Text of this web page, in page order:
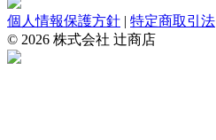
個人情報保護方針 | 特定商取引法
© 2026 株式会社 辻商店